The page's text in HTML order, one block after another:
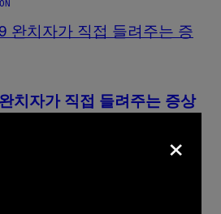
치자가 직접 들려주는 증상
×